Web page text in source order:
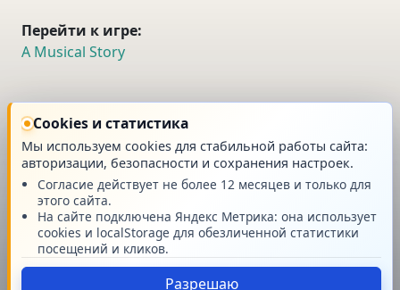
Перейти к игре:
A Musical Story
новость
Главная
Cookies и статистика
Мы используем cookies для стабильной работы сайта:
авторизации, безопасности и сохранения настроек.
Согласие действует не более 12 месяцев и только для
этого сайта.
На сайте подключена Яндекс Метрика: она использует
cookies и localStorage для обезличенной статистики
посещений и кликов.
Разрешаю